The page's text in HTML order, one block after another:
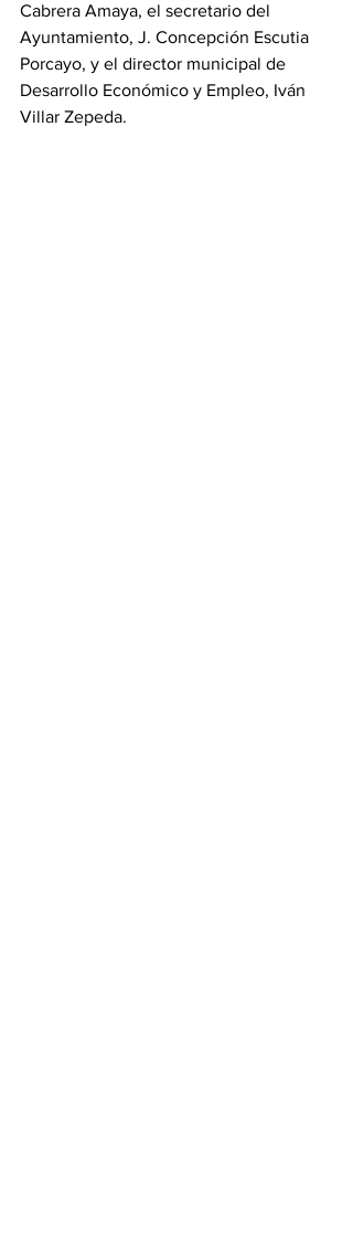
Cabrera Amaya, el secretario del
Ayuntamiento, J. Concepción Escutia
Porcayo, y el director municipal de
Desarrollo Económico y Empleo, Iván
Villar Zepeda.